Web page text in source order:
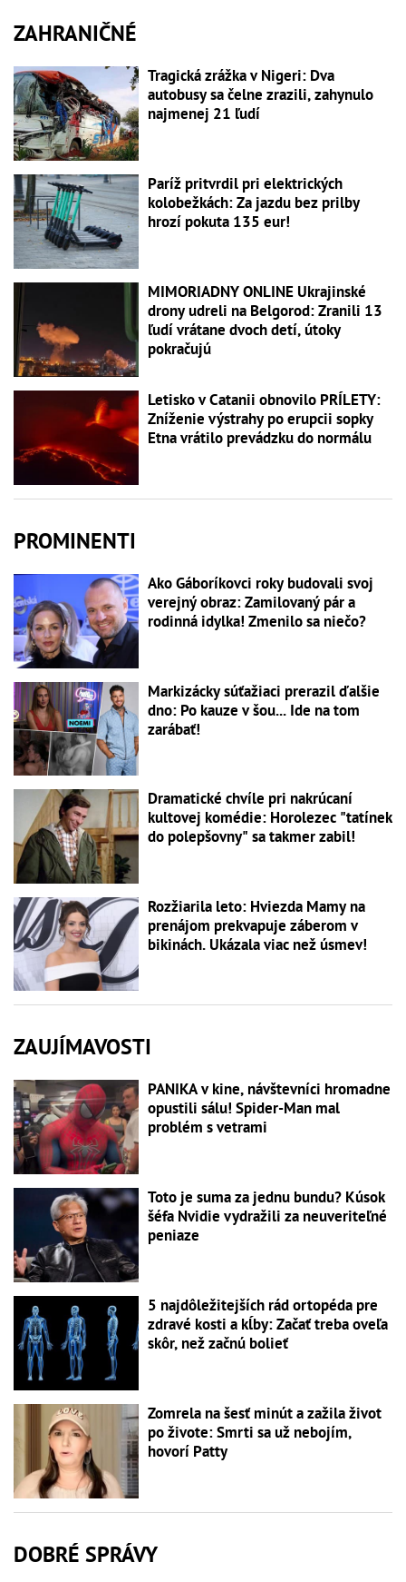
ZAHRANIČNÉ
Tragická zrážka v Nigeri: Dva
autobusy sa čelne zrazili, zahynulo
najmenej 21 ľudí
Paríž pritvrdil pri elektrických
kolobežkách: Za jazdu bez prilby
hrozí pokuta 135 eur!
MIMORIADNY ONLINE Ukrajinské
drony udreli na Belgorod: Zranili 13
ľudí vrátane dvoch detí, útoky
pokračujú
Letisko v Catanii obnovilo PRÍLETY:
Zníženie výstrahy po erupcii sopky
Etna vrátilo prevádzku do normálu
PROMINENTI
Ako Gáboríkovci roky budovali svoj
verejný obraz: Zamilovaný pár a
rodinná idylka! Zmenilo sa niečo?
Markizácky súťažiaci prerazil ďalšie
dno: Po kauze v šou... Ide na tom
zarábať!
Dramatické chvíle pri nakrúcaní
kultovej komédie: Horolezec "tatínek
do polepšovny" sa takmer zabil!
Rozžiarila leto: Hviezda Mamy na
prenájom prekvapuje záberom v
bikinách. Ukázala viac než úsmev!
ZAUJÍMAVOSTI
PANIKA v kine, návštevníci hromadne
opustili sálu! Spider-Man mal
problém s vetrami
Toto je suma za jednu bundu? Kúsok
šéfa Nvidie vydražili za neuveriteľné
peniaze
5 najdôležitejších rád ortopéda pre
zdravé kosti a kĺby: Začať treba oveľa
skôr, než začnú bolieť
Zomrela na šesť minút a zažila život
po živote: Smrti sa už nebojím,
hovorí Patty
DOBRÉ SPRÁVY